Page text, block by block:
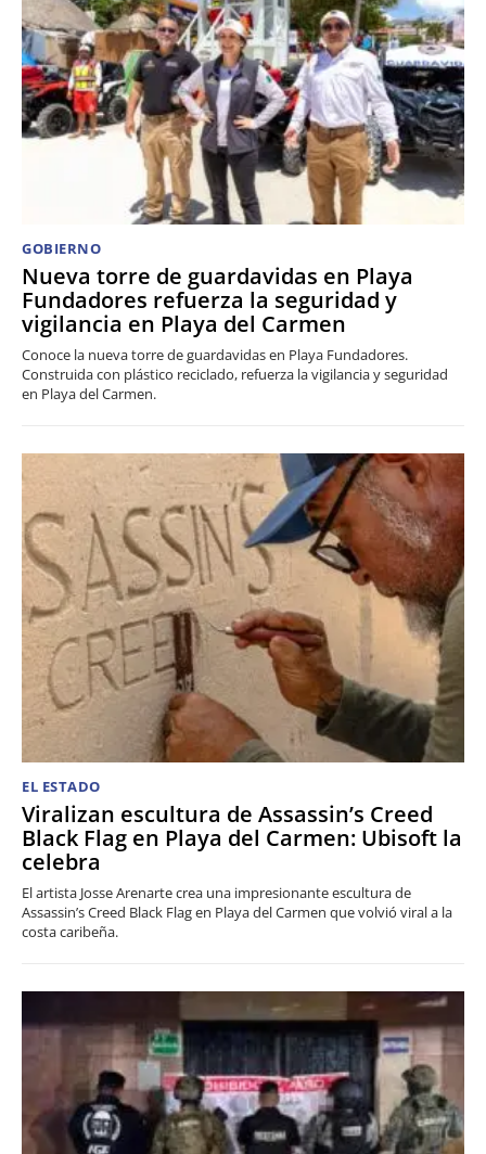
GOBIERNO
Nueva torre de guardavidas en Playa
Fundadores refuerza la seguridad y
vigilancia en Playa del Carmen
Conoce la nueva torre de guardavidas en Playa Fundadores.
Construida con plástico reciclado, refuerza la vigilancia y seguridad
en Playa del Carmen.
EL ESTADO
Viralizan escultura de Assassin’s Creed
Black Flag en Playa del Carmen: Ubisoft la
celebra
El artista Josse Arenarte crea una impresionante escultura de
Assassin’s Creed Black Flag en Playa del Carmen que volvió viral a la
costa caribeña.